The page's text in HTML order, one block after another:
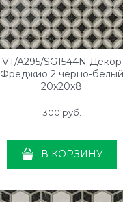
VT/A295/SG1544N Декор
Фреджио 2 черно-белый
20x20x8
300 руб.
В КОРЗИНУ